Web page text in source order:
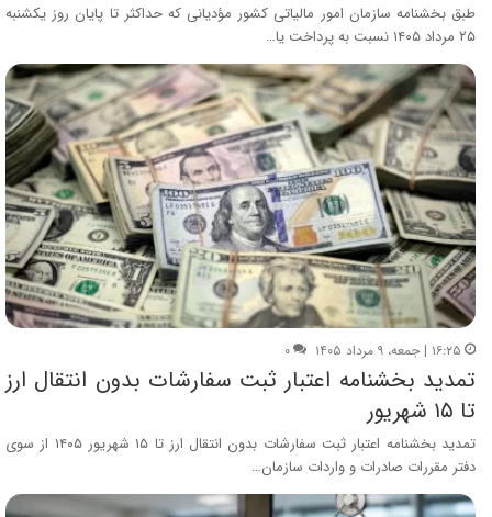
طبق بخشنامه سازمان امور مالیاتی کشور مؤدیانی که حداکثر تا پایان روز یکشنبه
۲۵ مرداد ۱۴۰۵ نسبت به پرداخت یا…
۱۶:۲۵ | جمعه، ۹ مرداد ۱۴۰۵ ۰
تمدید بخشنامه اعتبار ثبت سفارشات بدون انتقال ارز
تا ۱۵ شهریور
تمدید بخشنامه اعتبار ثبت سفارشات بدون انتقال ارز تا ۱۵ شهریور ۱۴۰۵ از سوی
دفتر مقررات صادرات و واردات سازمان…